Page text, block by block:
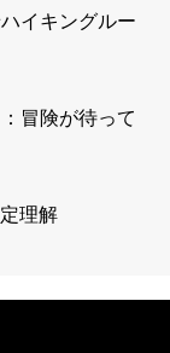
イキングルー
冒険が待って
理解